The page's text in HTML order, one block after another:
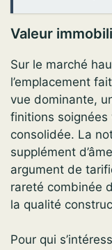
Valeur
Sur le marché
l’emplacement
vue dominante,
finitions
consolidée. La
supplément
argument de
rareté combinée
la qualité
Pour qui